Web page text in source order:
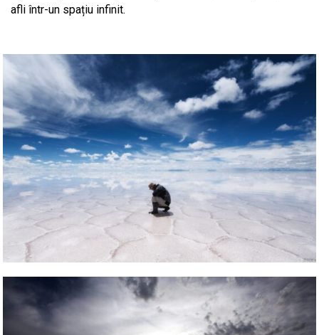
afli într-un spațiu infinit.